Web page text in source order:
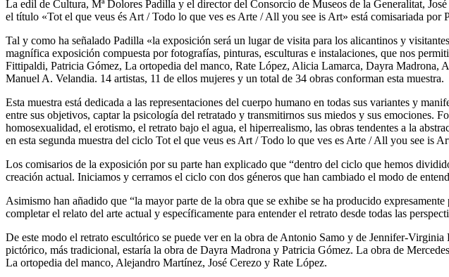
La edil de Cultura, Mª Dolores Padilla y el director del Consorcio de Museos de la Generalitat,
el título «Tot el que veus és Art / Todo lo que ves es Arte / All you see is Art» está comisariada por
Tal y como ha señalado Padilla «la exposición será un lugar de visita para los alicantinos y
magnífica exposición compuesta por fotografías, pinturas, esculturas e instalaciones, que nos
Fittipaldi, Patricia Gómez, La ortopedia del manco, Rate López, Alicia Lamarca, Dayra
Manuel A. Velandia. 14 artistas, 11 de ellos mujeres y un total de 34 obras conforman esta muestra.
Esta muestra está dedicada a las representaciones del cuerpo humano en todas sus variantes y
entre sus objetivos, captar la psicología del retratado y transmitirnos sus miedos y sus emociones.
homosexualidad, el erotismo, el retrato bajo el agua, el hiperrealismo, las obras tendentes a la
en esta segunda muestra del ciclo Tot el que veus es Art / Todo lo que ves es Arte / All you see is
Los comisarios de la exposición por su parte han explicado que “dentro del ciclo que hemos
creación actual. Iniciamos y cerramos el ciclo con dos géneros que han cambiado el modo de
Asimismo han añadido que “la mayor parte de la obra que se exhibe se ha producido
completar el relato del arte actual y específicamente para entender el retrato desde todas las
De este modo el retrato escultórico se puede ver en la obra de Antonio Samo y de Jennifer-
pictórico, más tradicional, estaría la obra de Dayra Madrona y Patricia Gómez. La obra de
La ortopedia del manco, Alejandro Martínez, José Cerezo y Rate López.